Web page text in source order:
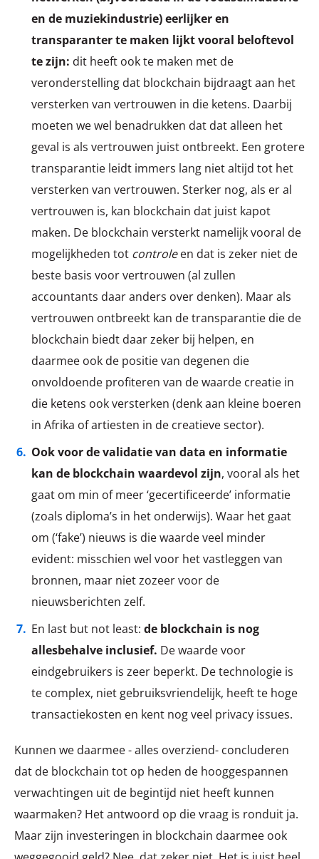
en de muziekindustrie) eerlijker en
transparanter te maken lijkt vooral beloftevol
te zijn: dit heeft ook te maken met de
veronderstelling dat blockchain bijdraagt aan het
versterken van vertrouwen in die ketens. Daarbij
moeten we wel benadrukken dat dat alleen het
geval is als vertrouwen juist ontbreekt. Een grotere
transparantie leidt immers lang niet altijd tot het
versterken van vertrouwen. Sterker nog, als er al
vertrouwen is, kan blockchain dat juist kapot
maken. De blockchain versterkt namelijk vooral de
mogelijkheden tot controleen dat is zeker niet de
beste basis voor vertrouwen (al zullen
accountants daar anders over denken). Maar als
vertrouwen ontbreekt kan de transparantie die de
blockchain biedt daar zeker bij helpen, en
daarmee ook de positie van degenen die
onvoldoende profiteren van de waarde creatie in
die ketens ook versterken (denk aan kleine boeren
in Afrika of artiesten in de creatieve sector).
Ook voor de validatie van data en informatie
kan de blockchain waardevol zijn, vooral als het
gaat om min of meer ‘gecertificeerde’ informatie
(zoals diploma’s in het onderwijs). Waar het gaat
om (‘fake’) nieuws is die waarde veel minder
evident: misschien wel voor het vastleggen van
bronnen, maar niet zozeer voor de
nieuwsberichten zelf.
En last but not least: de blockchain is nog
allesbehalve inclusief. De waarde voor
eindgebruikers is zeer beperkt. De technologie is
te complex, niet gebruiksvriendelijk, heeft te hoge
transactiekosten en kent nog veel privacy issues.
Kunnen we daarmee - alles overziend- concluderen
dat de blockchain tot op heden de hooggespannen
verwachtingen uit de begintijd niet heeft kunnen
waarmaken? Het antwoord op die vraag is ronduit ja.
Maar zijn investeringen in blockchain daarmee ook